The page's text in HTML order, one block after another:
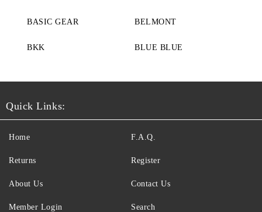
BASIC GEAR BELMONT
BKK BLUE BLUE
Quick Links:
Home
Returns
About Us
Member Login
F.A.Q.
Register
Contact Us
Search